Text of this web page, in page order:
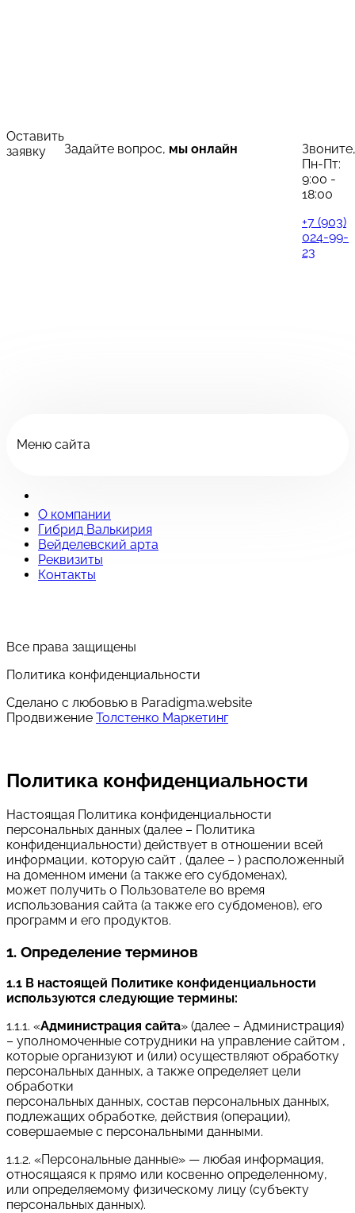
Оставить
заявку
Задайте вопрос, мы онлайн
Звоните,
Пн-Пт:
9:00 -
18:00
+7 (903)
024-99-
23
Меню сайта
О компании
Гибрид Валькирия
Вейделевский арта
Реквизиты
Контакты
Все права защищены
Политика конфиденциальности
Сделано с любовью в Paradigma.website
Продвижение Толстенко Маркетинг
Политика конфиденциальности
Настоящая Политика конфиденциальности
персональных данных (далее – Политика
конфиденциальности) действует в отношении всей
информации, которую сайт , (далее – ) расположенный
на доменном имени (а также его субдоменах),
может получить о Пользователе во время
использования сайта (а также его субдоменов), его
программ и его продуктов.
1. Определение терминов
1.1 В настоящей Политике конфиденциальности
используются следующие термины:
1.1.1. «Администрация сайта» (далее – Администрация)
– уполномоченные сотрудники на управление сайтом ,
которые организуют и (или) осуществляют обработку
персональных данных, а также определяет цели
обработки
персональных данных, состав персональных данных,
подлежащих обработке, действия (операции),
совершаемые с персональными данными.
1.1.2. «Персональные данные» — любая информация,
относящаяся к прямо или косвенно определенному,
или определяемому физическому лицу (субъекту
персональных данных).